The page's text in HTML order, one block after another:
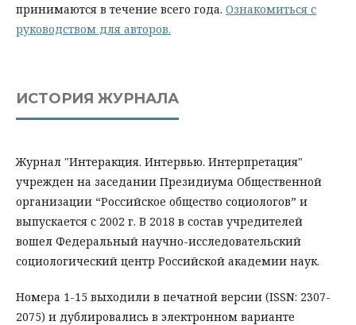
принимаются в течение всего года. Ознакомиться с
руководством для авторов.
ИСТОРИЯ ЖУРНАЛА
Журнал "Интеракция. Интервью. Интерпретация"
учрежден на заседании Президиума Общественной
организации “Российское общество социологов” и
выпускается с 2002 г. В 2018 в состав учредителей
вошел Федеральный научно-исследовательский
социологический центр Российской академии наук.
Номера 1-15 выходили в печатной версии (ISSN: 2307-
2075) и дублировались в электронном варианте